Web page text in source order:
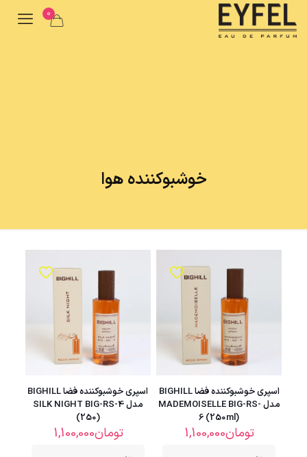
0
خوشبوکننده هوا
اسپری خوشبوکننده فضا BIGHILL
مدل MADEMOISELLE BIG-RS-
6 (250ml)
تومان1,100,000
اسپری خوشبوکننده فضا BIGHILL
مدل SILK NIGHT BIG-RS-4
(250)
تومان1,100,000